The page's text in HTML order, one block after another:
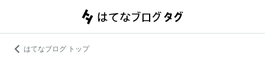
はてなブログ トップ